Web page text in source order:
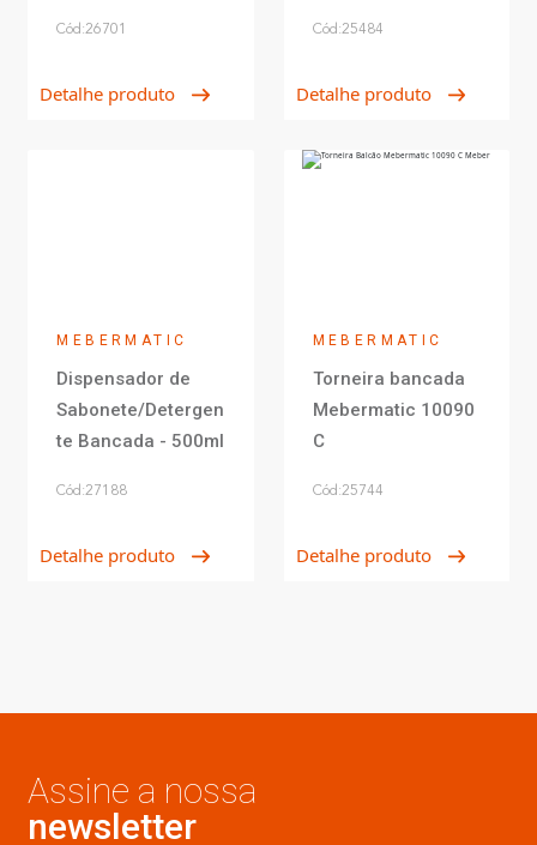
Cód:26701
Detalhe produto
Cód:25484
Detalhe produto
MEBERMATIC
Dispensador de
Sabonete/Detergen
te Bancada - 500ml
Cód:27188
Detalhe produto
MEBERMATIC
Torneira bancada
Mebermatic 10090
C
Cód:25744
Detalhe produto
Assine a nossa
newsletter